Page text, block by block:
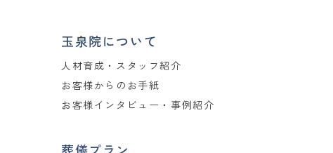
玉泉院について
人材育成・スタッフ紹介
お客様からのお手紙
お客様インタビュー・事例紹介
葬儀プラン